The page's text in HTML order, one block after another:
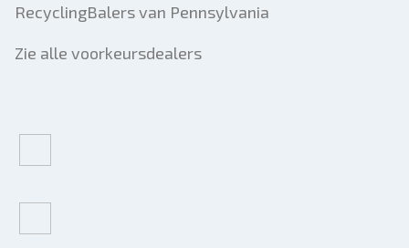
RecyclingBalers van Pennsylvania
Zie alle voorkeursdealers